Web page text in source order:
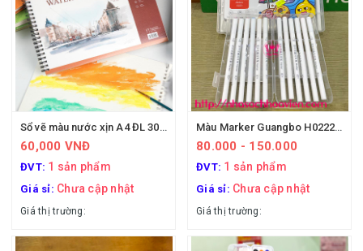
Sổ vẽ màu nước xịn A4 ĐL 300gms
60,000 VNĐ
ĐVT: 1 sản phẩm
Giá sỉ: Chưa cập nhật
Giá thị trường:
Màu Marker Guangbo H02225 chuyên vẽ anime
80.000 - 150.000
ĐVT: 1 sản phẩm
Giá sỉ: Chưa cập nhật
Giá thị trường: